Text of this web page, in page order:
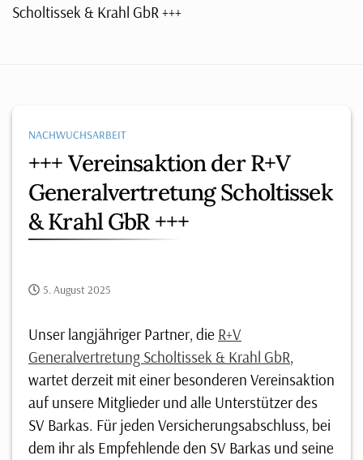
Scholtissek & Krahl GbR +++
NACHWUCHSARBEIT
+++ Vereinsaktion der R+V
Generalvertretung Scholtissek
& Krahl GbR +++
5. August 2025
Unser langjähriger Partner, die R+V
Generalvertretung Scholtissek & Krahl GbR,
wartet derzeit mit einer besonderen Vereinsaktion
auf unsere Mitglieder und alle Unterstützer des
SV Barkas. Für jeden Versicherungsabschluss, bei
dem ihr als Empfehlende den SV Barkas und seine